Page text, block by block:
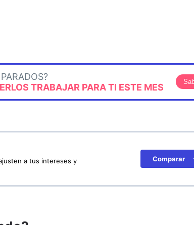
TRABAJAR PARA TI ESTE MES
a tus intereses y
Comparar